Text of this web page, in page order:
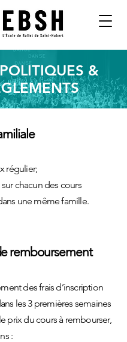
&
régulier;
chacun des cours
une même famille.
remboursement
des frais d’inscription
les 3 premières semaines
prix du cours à rembourser,
: